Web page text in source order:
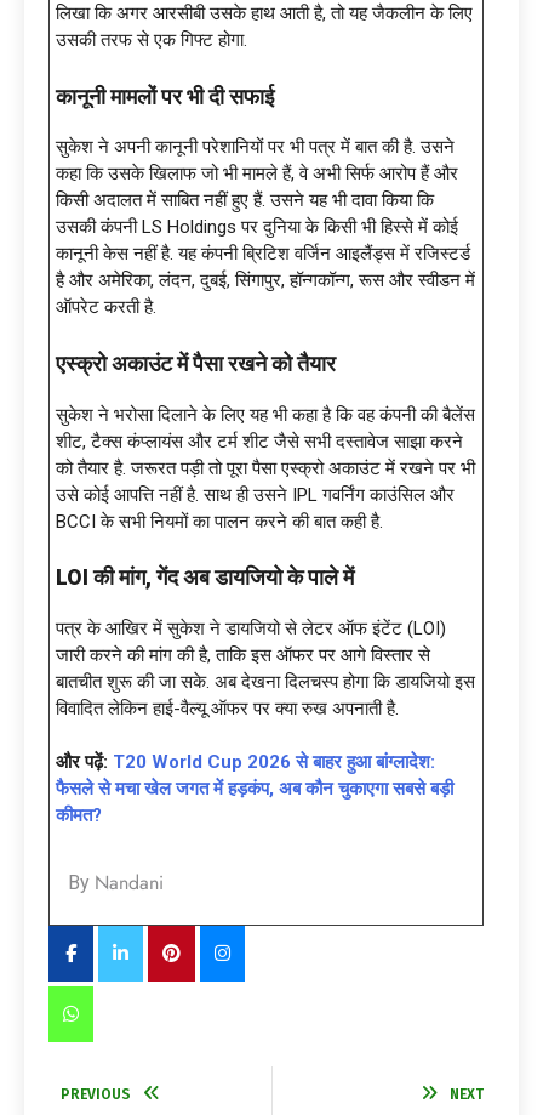
लिखा कि अगर आरसीबी उसके हाथ आती है, तो यह जैकलीन के लिए
उसकी तरफ से एक गिफ्ट होगा.
कानूनी मामलों पर भी दी सफाई
सुकेश ने अपनी कानूनी परेशानियों पर भी पत्र में बात की है. उसने
कहा कि उसके खिलाफ जो भी मामले हैं, वे अभी सिर्फ आरोप हैं और
किसी अदालत में साबित नहीं हुए हैं. उसने यह भी दावा किया कि
उसकी कंपनी LS Holdings पर दुनिया के किसी भी हिस्से में कोई
कानूनी केस नहीं है. यह कंपनी ब्रिटिश वर्जिन आइलैंड्स में रजिस्टर्ड
है और अमेरिका, लंदन, दुबई, सिंगापुर, हॉन्गकॉन्ग, रूस और स्वीडन में
ऑपरेट करती है.
एस्क्रो अकाउंट में पैसा रखने को तैयार
सुकेश ने भरोसा दिलाने के लिए यह भी कहा है कि वह कंपनी की बैलेंस
शीट, टैक्स कंप्लायंस और टर्म शीट जैसे सभी दस्तावेज साझा करने
को तैयार है. जरूरत पड़ी तो पूरा पैसा एस्क्रो अकाउंट में रखने पर भी
उसे कोई आपत्ति नहीं है. साथ ही उसने IPL गवर्निंग काउंसिल और
BCCI के सभी नियमों का पालन करने की बात कही है.
LOI की मांग, गेंद अब डायजियो के पाले में
पत्र के आखिर में सुकेश ने डायजियो से लेटर ऑफ इंटेंट (LOI)
जारी करने की मांग की है, ताकि इस ऑफर पर आगे विस्तार से
बातचीत शुरू की जा सके. अब देखना दिलचस्प होगा कि डायजियो इस
विवादित लेकिन हाई-वैल्यू ऑफर पर क्या रुख अपनाती है.
और पढ़ें: T20 World Cup 2026 से बाहर हुआ बांग्लादेश:
फैसले से मचा खेल जगत में हड़कंप, अब कौन चुकाएगा सबसे बड़ी
कीमत?
By Nandani
PREVIOUS NEXT